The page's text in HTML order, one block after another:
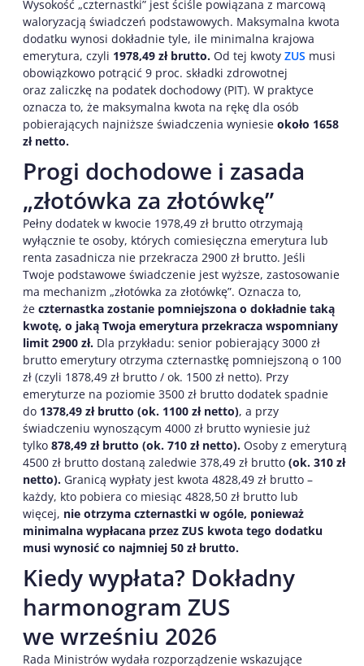
Wysokość „czternastki” jest ściśle powiązana z marcową
waloryzacją świadczeń podstawowych. Maksymalna kwota
dodatku wynosi dokładnie tyle, ile minimalna krajowa
emerytura, czyli 1978,49 zł brutto. Od tej kwoty ZUS musi
obowiązkowo potrącić 9 proc. składki zdrowotnej
oraz zaliczkę na podatek dochodowy (PIT). W praktyce
oznacza to, że maksymalna kwota na rękę dla osób
pobierających najniższe świadczenia wyniesie około 1658
zł netto.
Progi dochodowe i zasada
„złotówka za złotówkę”
Pełny dodatek w kwocie 1978,49 zł brutto otrzymają
wyłącznie te osoby, których comiesięczna emerytura lub
renta zasadnicza nie przekracza 2900 zł brutto. Jeśli
Twoje podstawowe świadczenie jest wyższe, zastosowanie
ma mechanizm „złotówka za złotówkę”. Oznacza to,
że czternastka zostanie pomniejszona o dokładnie taką
kwotę, o jaką Twoja emerytura przekracza wspomniany
limit 2900 zł. Dla przykładu: senior pobierający 3000 zł
brutto emerytury otrzyma czternastkę pomniejszoną o 100
zł (czyli 1878,49 zł brutto / ok. 1500 zł netto). Przy
emeryturze na poziomie 3500 zł brutto dodatek spadnie
do 1378,49 zł brutto (ok. 1100 zł netto), a przy
świadczeniu wynoszącym 4000 zł brutto wyniesie już
tylko 878,49 zł brutto (ok. 710 zł netto). Osoby z emeryturą
4500 zł brutto dostaną zaledwie 378,49 zł brutto (ok. 310 zł
netto). Granicą wypłaty jest kwota 4828,49 zł brutto –
każdy, kto pobiera co miesiąc 4828,50 zł brutto lub
więcej, nie otrzyma czternastki w ogóle, ponieważ
minimalna wypłacana przez ZUS kwota tego dodatku
musi wynosić co najmniej 50 zł brutto.
Kiedy wypłata? Dokładny
harmonogram ZUS
we wrześniu 2026
Rada Ministrów wydała rozporządzenie wskazujące